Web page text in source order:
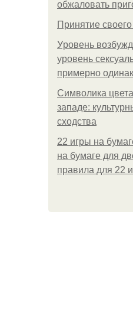
обжаловать
Принятие
Уpoвень
уровень
примерно
Символика
западе:
сходства
22 игры на
на бумаге для
правила для 22